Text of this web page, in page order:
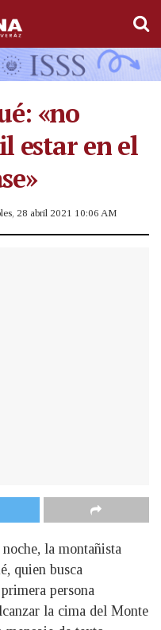
«no
estar en el
28 abril 2021 10:06 AM
la montañista
quien busca
persona
la cima del Monte